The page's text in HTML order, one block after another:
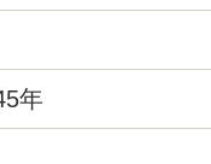
防犯カメラ付き
で、お引越しも
年